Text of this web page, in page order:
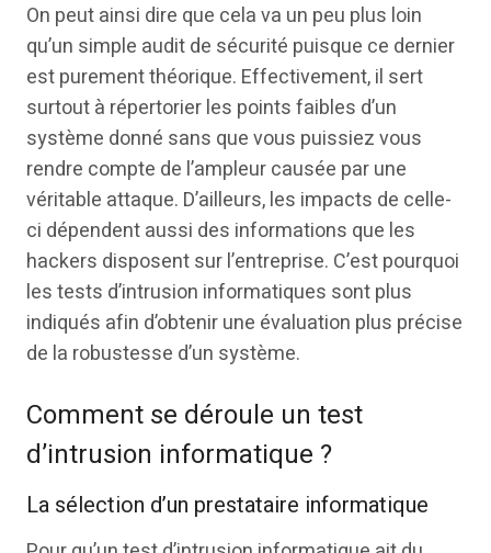
On peut ainsi dire que cela va un peu plus loin
qu’un simple audit de sécurité puisque ce dernier
est purement théorique. Effectivement, il sert
surtout à répertorier les points faibles d’un
système donné sans que vous puissiez vous
rendre compte de l’ampleur causée par une
véritable attaque. D’ailleurs, les impacts de celle-
ci dépendent aussi des informations que les
hackers disposent sur l’entreprise. C’est pourquoi
les tests d’intrusion informatiques sont plus
indiqués afin d’obtenir une évaluation plus précise
de la robustesse d’un système.
Comment se déroule un test
d’intrusion informatique ?
La sélection d’un prestataire informatique